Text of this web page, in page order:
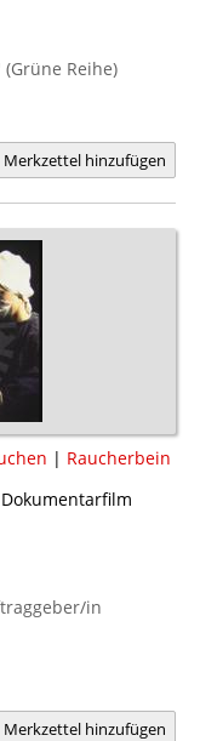
Reihe)
Merkzettel hinzufügen
| Raucherbein
in
Merkzettel hinzufügen